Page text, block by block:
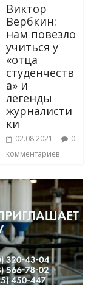
Виктор
Вербкин:
нам повезло
учиться у
«отца
студенчеств
а» и
легенды
журналисти
ки
02.08.2021
0
комментариев